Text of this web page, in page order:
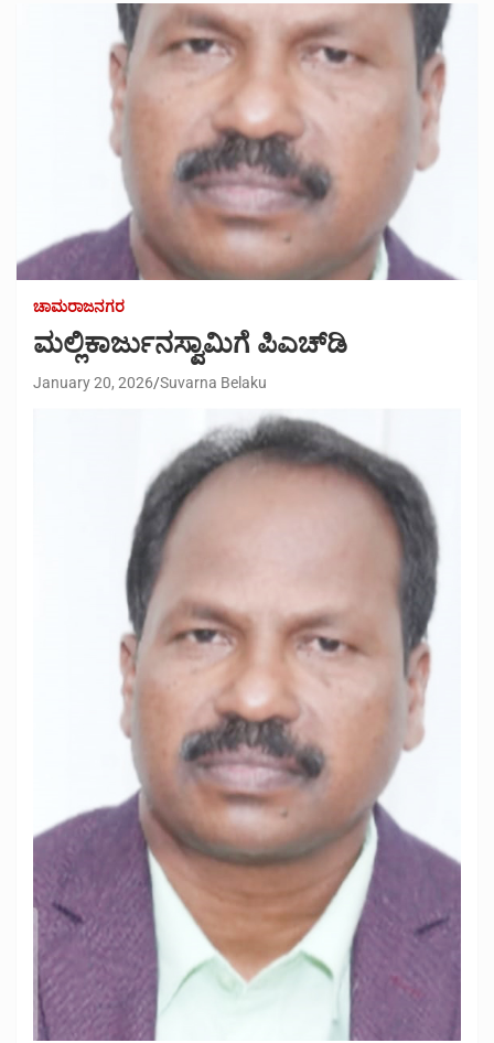
ಚಾಮರಾಜನಗರ
ಮಲ್ಲಿಕಾರ್ಜುನಸ್ವಾಮಿಗೆ ಪಿಎಚ್‌ಡಿ
January 20, 2026 Suvarna Belaku